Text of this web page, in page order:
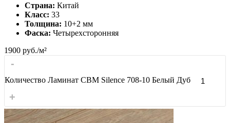
Страна: Китай
Класс: 33
Толщина: 10+2 мм
Фаска: Четырехсторонняя
1900 руб./м²
-
Количество Ламинат CBM Silence 708-10 Белый Дуб
+